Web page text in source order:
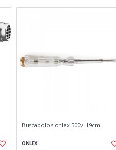
Buscapolos onlex 500v. 19cm.
ONLEX